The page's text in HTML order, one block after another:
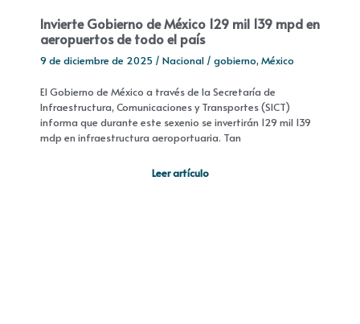
Invierte Gobierno de México 129 mil 139 mpd en
aeropuertos de todo el país
9 de diciembre de 2025 / Nacional / gobierno, México
El Gobierno de México a través de la Secretaría de
Infraestructura, Comunicaciones y Transportes (SICT)
informa que durante este sexenio se invertirán 129 mil 139
mdp en infraestructura aeroportuaria. Tan
Leer artículo